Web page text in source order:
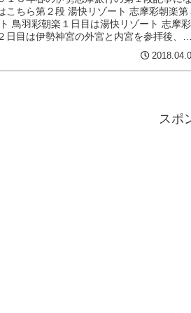
こちら第２段 湯快リゾート 志摩彩朝楽第
鳥羽彩朝楽１日目は湯快リゾート 志摩彩
日目は伊勢神宮の外宮と内宮を参拝後、鳥
スポ